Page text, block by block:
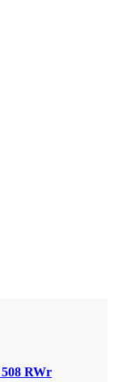
RWr